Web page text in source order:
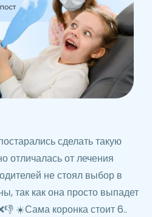
сделать такую
отличалась от лечения
не стоял выбор в
так как она просто выпадет
☀️Сама коронка стоит 6..